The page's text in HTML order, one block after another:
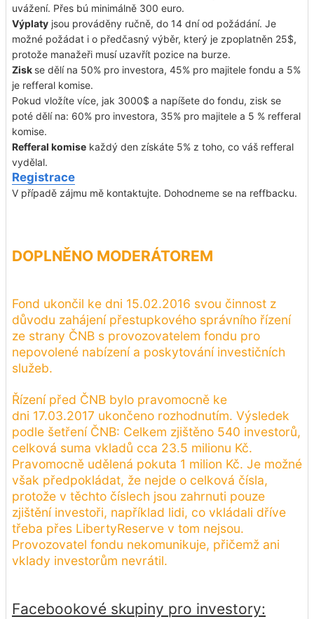
uvážení. Přes bú minimálně 300 euro.
Výplaty jsou prováděny ručně, do 14 dní od požádání. Je
možné požádat i o předčasný výběr, který je zpoplatněn 25$,
protože manažeři musí uzavřít pozice na burze.
Zisk se dělí na 50% pro investora, 45% pro majitele fondu a 5%
je refferal komise.
Pokud vložíte více, jak 3000$ a napíšete do fondu, zisk se
poté dělí na: 60% pro investora, 35% pro majitele a 5 % refferal
komise.
Refferal komise každý den získáte 5% z toho, co váš refferal
vydělal.
Registrace
V případě zájmu mě kontaktujte. Dohodneme se na reffbacku.
DOPLNĚNO MODERÁTOREM
Fond ukončil ke dni 15.02.2016 svou činnost z
důvodu zahájení přestupkového správního řízení
ze strany ČNB s provozovatelem fondu pro
nepovolené nabízení a poskytování investičních
služeb.
Řízení před ČNB bylo pravomocně ke
dni 17.03.2017 ukončeno rozhodnutím. Výsledek
podle šetření ČNB: Celkem zjištěno 540 investorů,
celková suma vkladů cca 23.5 milionu Kč.
Pravomocně udělená pokuta 1 milion Kč. Je možné
však předpokládat, že nejde o celková čísla,
protože v těchto číslech jsou zahrnuti pouze
zjištění investoři, například lidi, co vkládali dříve
třeba přes LibertyReserve v tom nejsou.
Provozovatel fondu nekomunikuje, přičemž ani
vklady investorům nevrátil.
Facebookové skupiny pro investory: